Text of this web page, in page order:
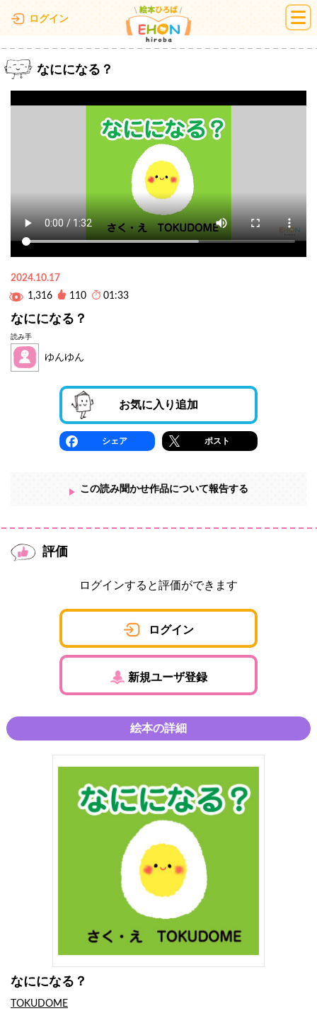
ログイン 絵本ひろば
なにになる？
2024.10.17
1,316
110 01:33
なにになる？
読み手
ゆんゆん
お気に入り追加
シェア ポスト
この読み聞かせ作品について報告する
評価
ログインすると評価ができます
ログイン
新規ユーザ登録
絵本の詳細
なにになる？
TOKUDOME